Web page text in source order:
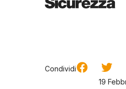
Condividi
19